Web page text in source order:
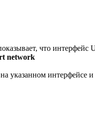
что интерфейс
network
указанном интерфейсе и